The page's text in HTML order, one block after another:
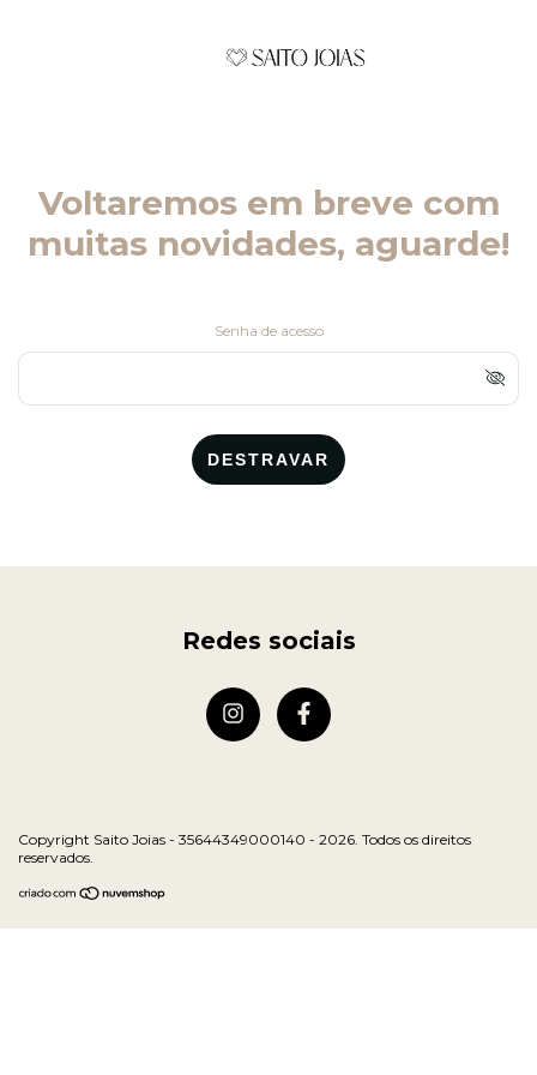
Voltaremos em breve com
muitas novidades, aguarde!
Senha de acesso
DESTRAVAR
Redes sociais
Copyright Saito Joias - 35644349000140 - 2026. Todos os direitos
reservados.